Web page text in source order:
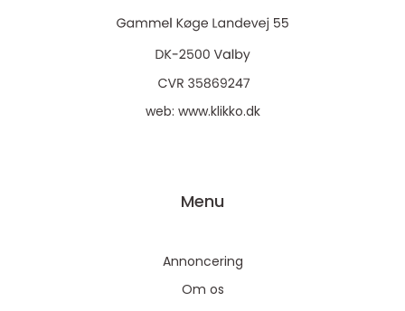
web: www.klikko.dk
Menu
Annoncering
Om os